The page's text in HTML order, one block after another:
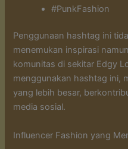
#PunkFashion
Penggunaan hashtag ini
menemukan inspirasi
komunitas di sekitar Edgy
menggunakan hashtag ini,
yang lebih besar,
media sosial.
Influencer Fashion yang